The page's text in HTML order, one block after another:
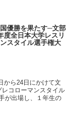
優勝を果たす─文部
度全日本大学レスリ
スタイル選手権大
から24日にかけて文
コローマンスタイル
が出場し、１年生の